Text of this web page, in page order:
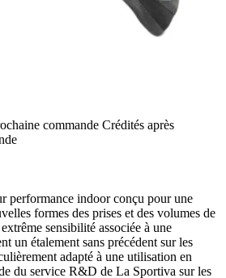
commande Crédités après
performance indoor conçu pour une
formes des prises et des volumes de
sensibilité associée à une
un étalement sans précédent sur les
adapté à une utilisation en
du service R&D de La Sportiva sur les